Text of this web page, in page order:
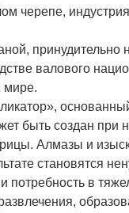
черепе,
валового
мире.
быть создан при
Алмазы и
становятся
потребность в